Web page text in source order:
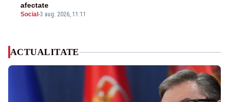
Social -3 aug. 2026, 11:11
afectate
ACTUALITATE